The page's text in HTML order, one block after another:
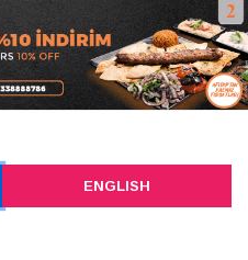
ENGLISH